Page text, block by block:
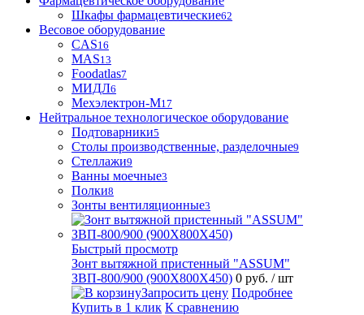
Шкафы фармацевтические62
Весовое оборудование
CAS16
MAS13
Foodatlas7
МИДЛ6
Мехэлектрон-М17
Нейтральное технологическое оборудование
Подтоварники5
Столы производственные, разделочные9
Стеллажи9
Ванны моечные3
Полки8
Зонты вентиляционные3
Быстрый просмотр
Зонт вытяжной пристенный "ASSUM"
ЗВП-800/900 (900Х800Х450) 0 руб. / шт
Запросить цену Подробнее
Купить в 1 клик К сравнению